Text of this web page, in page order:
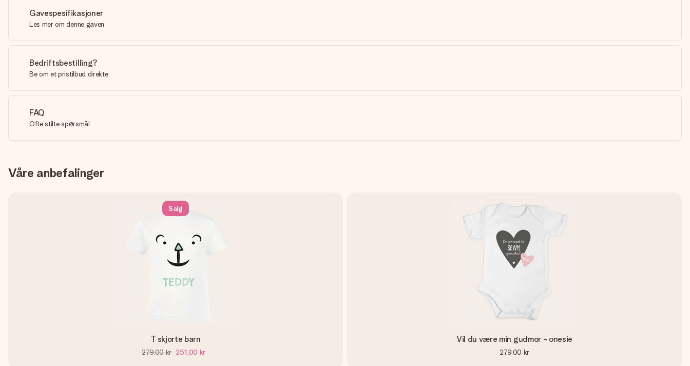
Gavespesifikasjoner
Les mer om denne gaven
Bedriftsbestilling?
Be om et pristilbud direkte
FAQ
Ofte stilte spørsmål
Våre anbefalinger
Salg
T skjorte barn
279,00 kr 251,00 kr
Vil du være min gudmor - onesie
279,00 kr